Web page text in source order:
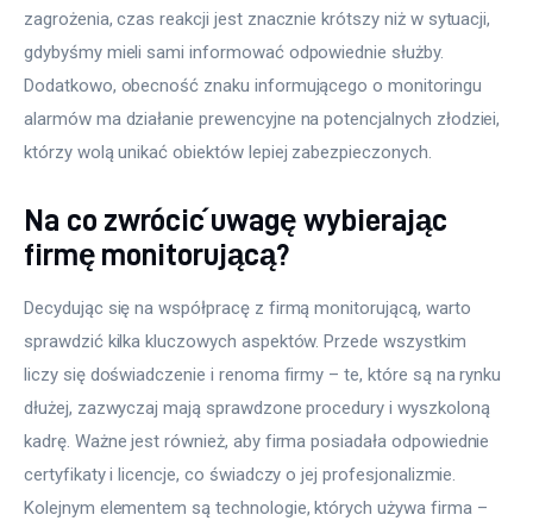
zagrożenia, czas reakcji jest znacznie krótszy niż w sytuacji,
gdybyśmy mieli sami informować odpowiednie służby.
Dodatkowo, obecność znaku informującego o monitoringu
alarmów ma działanie prewencyjne na potencjalnych złodziei,
którzy wolą unikać obiektów lepiej zabezpieczonych.
Na co zwrócić uwagę wybierając
firmę monitorującą?
Decydując się na współpracę z firmą monitorującą, warto
sprawdzić kilka kluczowych aspektów. Przede wszystkim
liczy się doświadczenie i renoma firmy – te, które są na rynku
dłużej, zazwyczaj mają sprawdzone procedury i wyszkoloną
kadrę. Ważne jest również, aby firma posiadała odpowiednie
certyfikaty i licencje, co świadczy o jej profesjonalizmie.
Kolejnym elementem są technologie, których używa firma –